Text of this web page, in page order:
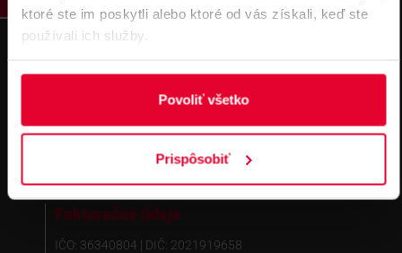
ktoré ste im poskytli alebo ktoré od vás získali, keď ste
používali ich služby.
Povoliť všetko
Prispôsobiť
Fakturačné údaje
IČO: 36340804 | DIČ: 2021919658